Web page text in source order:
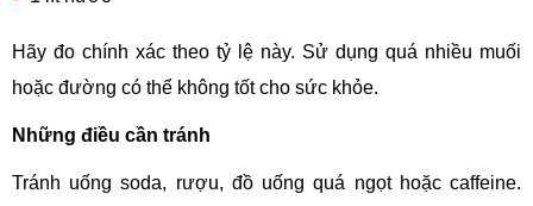
Hãy đo chính xác theo tỷ lệ này. Sử dụng quá nhiều muối
hoặc đường có thể không tốt cho sức khỏe.
Những điều cần tránh
Tránh uống soda, rượu, đồ uống quá ngọt hoặc caffeine.